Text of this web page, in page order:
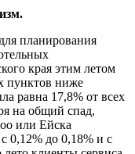
планирования
края этим летом
пунктов ниже
равна 17,8% от всех
на общий спад,
или Ейска
0,12% до 0,18% и с